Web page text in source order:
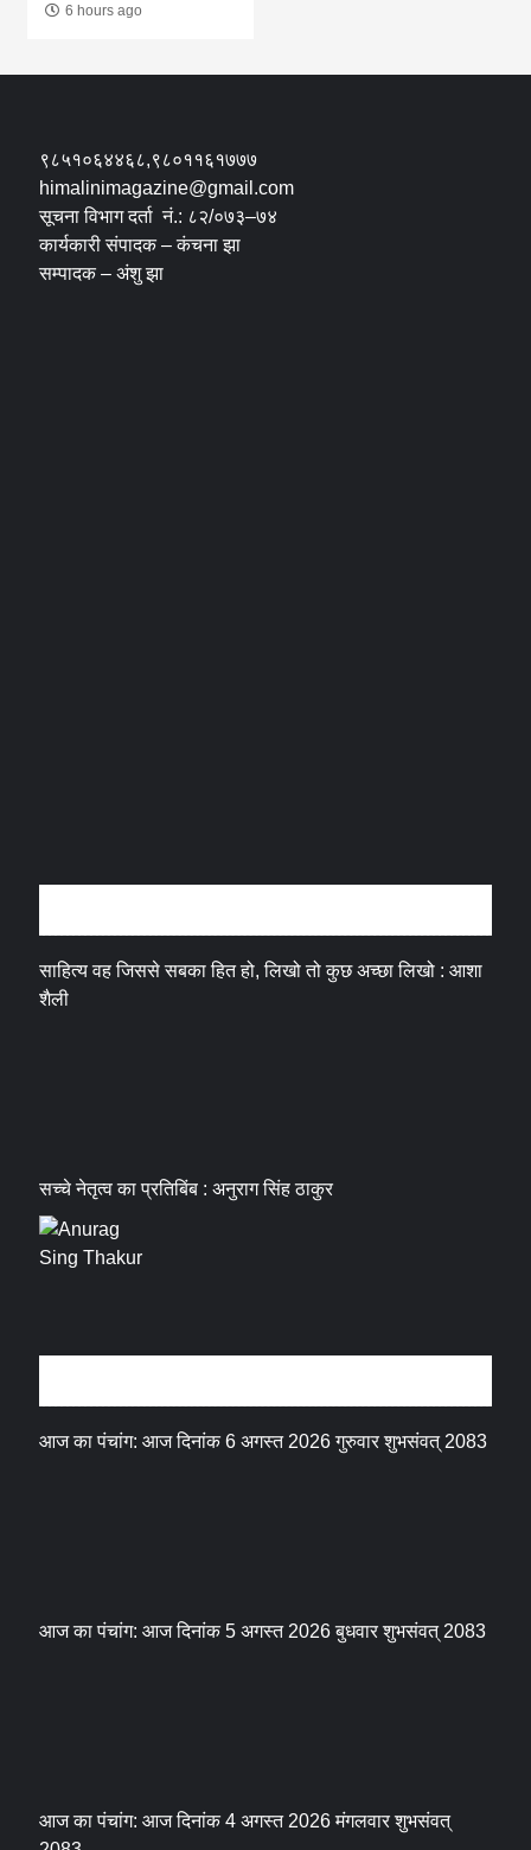
6 hours ago
९८५१०६४४६८,९८०११६१७७७
himalinimagazine@gmail.com
सूचना विभाग दर्ता नं.: ८२/०७३–७४
कार्यकारी संपादक – कंचना झा
सम्पादक – अंशु झा
साहित्य वह जिससे सबका हित हो, लिखो तो कुछ अच्छा लिखो : आशा
शैली
सच्चे नेतृत्व का प्रतिबिंब : अनुराग सिंह ठाकुर
आज का पंचांग: आज दिनांक 6 अगस्त 2026 गुरुवार शुभसंवत् 2083
आज का पंचांग: आज दिनांक 5 अगस्त 2026 बुधवार शुभसंवत् 2083
आज का पंचांग: आज दिनांक 4 अगस्त 2026 मंगलवार शुभसंवत्